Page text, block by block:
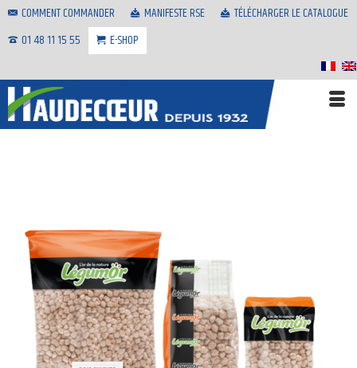
COMMENT COMMANDER MANIFESTE RSE
TÉLÉCHARGER LE CATALOGUE
01 48 11 15 55
E-SHOP